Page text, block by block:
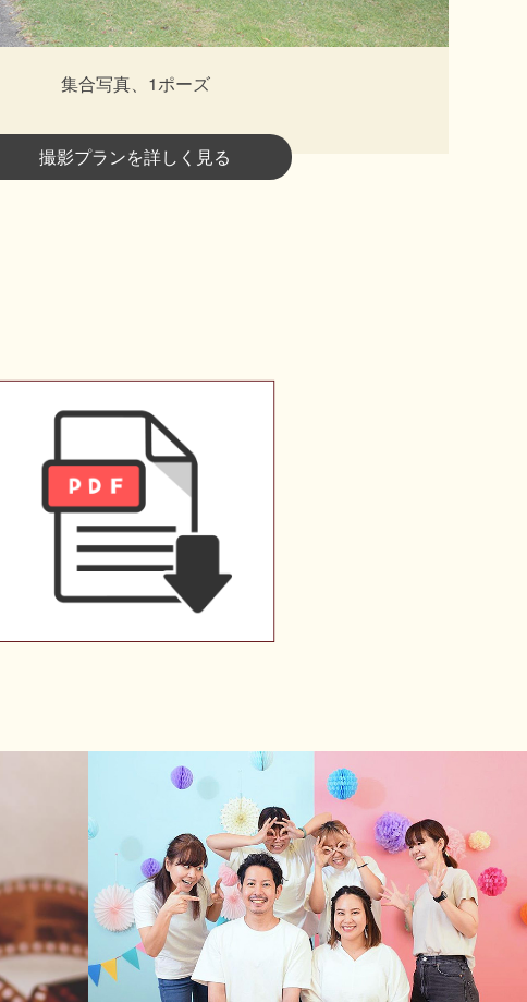
集合写真、1ポーズ
撮影プランを詳しく見る